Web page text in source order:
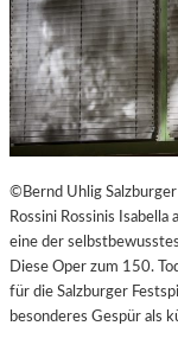
©Bernd Uhlig
Rossini Rossinis Isabella
eine der
Diese Oper zum 150.
für die Salzburger
besonderes Gespür als